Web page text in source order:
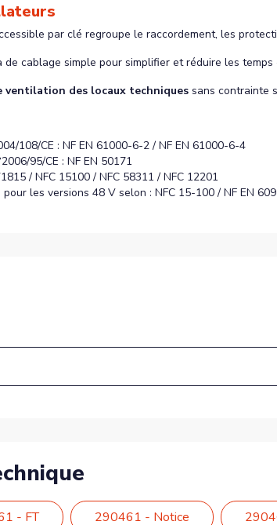
par clé regroupe le raccordement, les
de cablage simple pour simplifier et réduire les temps
ventilation des locaux techniques sans contrainte
108/CE : NF EN 61000-6-2 / NF EN 61000-6-4
95/CE : NF EN 50171
/ NFC 15100 / NFC 58311 / NFC 12201
les versions 48 V selon : NFC 15-100 / NF EN
- FT 290461 - Notice